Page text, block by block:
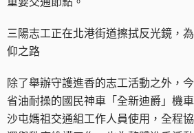
三陽志工正在北港街道擦拭反光鏡，
仰之路
除了舉辦守護進香的志工活動之外，
省油耐操的國民神車「全新迪爵」機
沙屯媽祖交通組工作人員使用，全程